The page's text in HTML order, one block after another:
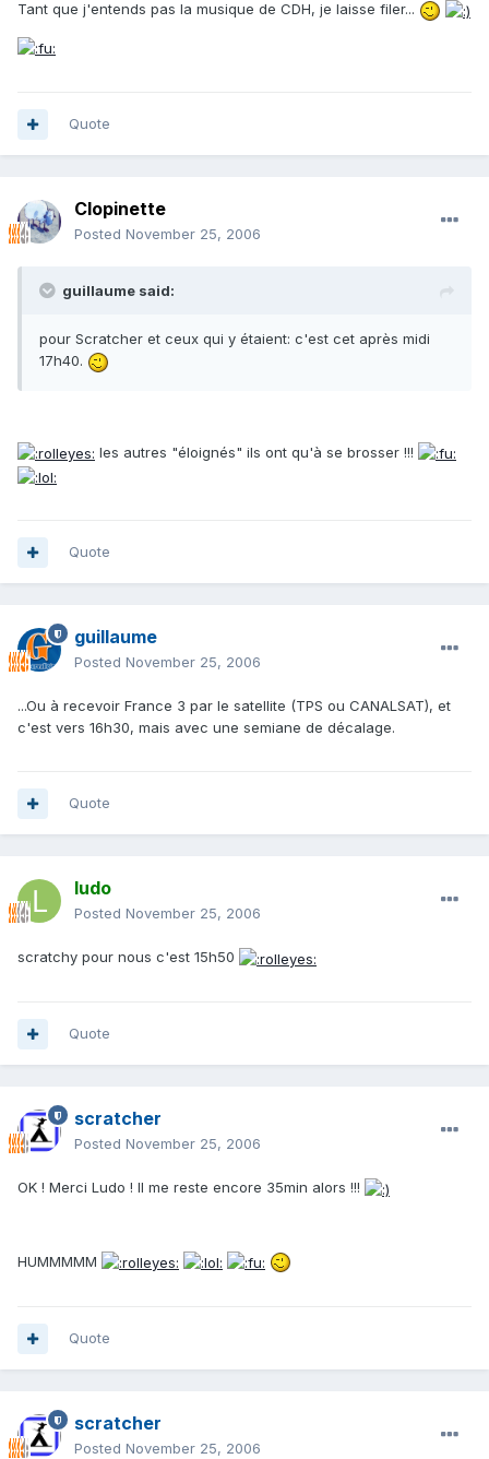
Tant que j'entends pas la musique de CDH, je laisse filer...
Quote
Clopinette
Posted November 25, 2006
guillaume said:
pour Scratcher et ceux qui y étaient: c'est cet après midi
17h40.
les autres "éloignés" ils ont qu'à se brosser !!!
Quote
guillaume
Posted November 25, 2006
...Ou à recevoir France 3 par le satellite (TPS ou CANALSAT), et
c'est vers 16h30, mais avec une semiane de décalage.
Quote
ludo
Posted November 25, 2006
scratchy pour nous c'est 15h50
Quote
scratcher
Posted November 25, 2006
OK ! Merci Ludo ! Il me reste encore 35min alors !!!
HUMMMMM
Quote
scratcher
Posted November 25, 2006